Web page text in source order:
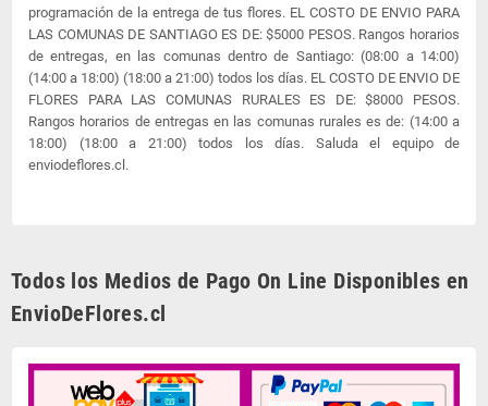
programación de la entrega de tus flores. EL COSTO DE ENVIO PARA
LAS COMUNAS DE SANTIAGO ES DE: $5000 PESOS. Rangos horarios
de entregas, en las comunas dentro de Santiago: (08:00 a 14:00)
(14:00 a 18:00) (18:00 a 21:00) todos los días. EL COSTO DE ENVIO DE
FLORES PARA LAS COMUNAS RURALES ES DE: $8000 PESOS.
Rangos horarios de entregas en las comunas rurales es de: (14:00 a
18:00) (18:00 a 21:00) todos los días. Saluda el equipo de
enviodeflores.cl.
Todos los Medios de Pago On Line Disponibles en
EnvioDeFlores.cl